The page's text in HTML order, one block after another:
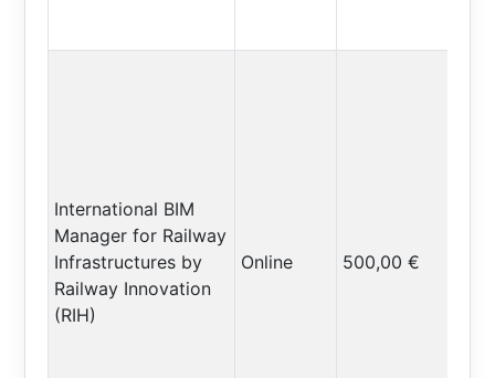
International BIM
Manager for Railway
Infrastructures by
Railway Innovation
(RIH)
Online 500,00 €